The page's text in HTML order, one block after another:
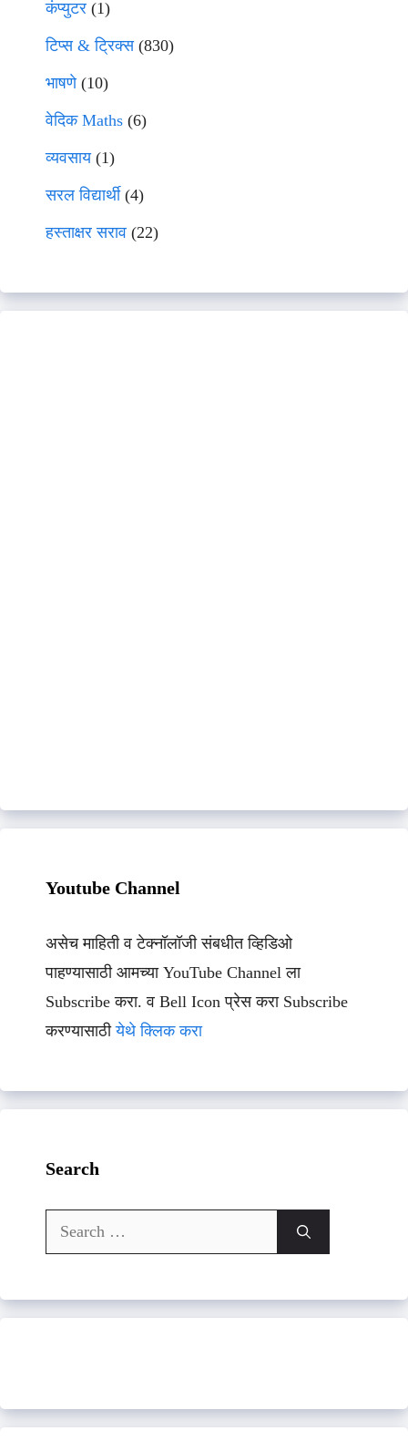
कंप्युटर (1)
टिप्स & ट्रिक्स(830)
भाषणे(10)
वेदिक Maths (6)
व्यवसाय(1)
सरल विद्यार्थी(4)
हस्ताक्षर सराव (22)
Youtube Channel
असेच माहिती व टेक्नॉलॉजी संबधीत व्हिडिओ
पाहण्यासाठी आमच्या YouTube Channel ला
Subscribe करा. व Bell Icon प्रेस करा Subscribe
करण्यासाठीयेथे क्लिक करा
Search
Search
for: